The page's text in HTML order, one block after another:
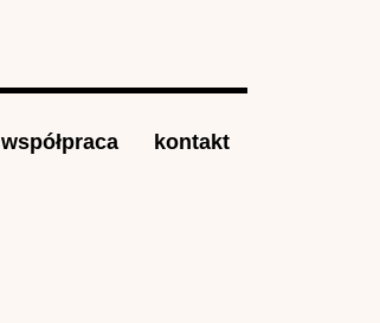
współpraca kontakt